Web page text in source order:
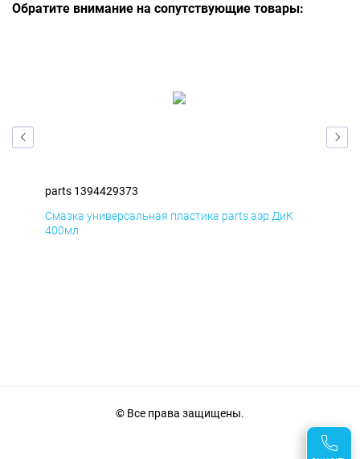
Обратите внимание на сопутствующие товары:
parts 1394429373
Смазка универсальная пластика parts аэр ДиК
400мл
© Все права защищены.